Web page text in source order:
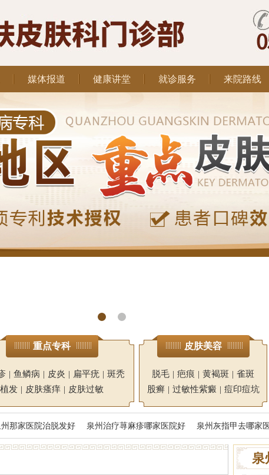
媒体报道 健康讲堂 就诊服务 来院路线
重点专科
| 鱼鳞病 | 皮炎 | 扁平疣 | 斑秃
植发 | 皮肤瘙痒 | 皮肤过敏
皮肤美容
脱毛 | 疤痕 | 黄褐斑 | 雀斑
股癣 | 过敏性紫癜 | 痘印痘坑
州那家医院治脱发好 泉州治疗荨麻疹哪家医院好 泉州灰指甲去哪家
泉